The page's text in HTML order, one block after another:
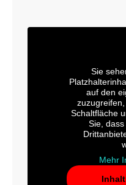
Sie
auf den
Schaltfläche
Sie,
Mehr